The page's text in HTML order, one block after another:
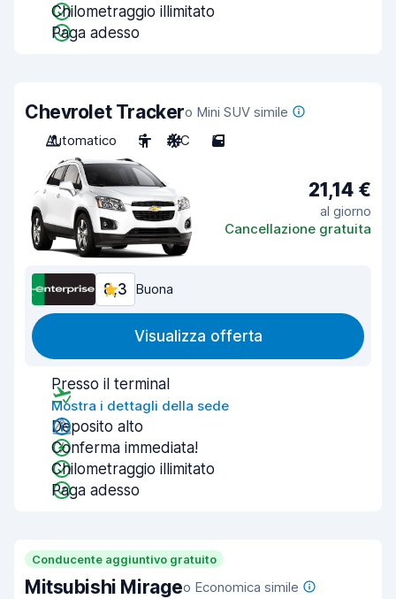
Chilometraggio illimitato
Paga adesso
Chevrolet Trackero Mini SUV simile
Automatico
5 A/C 5
21,14 €
al giorno
Cancellazione gratuita
8,3 Buona
Visualizza offerta
Presso il terminal
Mostra i dettagli della sede
Deposito alto
Conferma immediata!
Chilometraggio illimitato
Paga adesso
Conducente aggiuntivo gratuito
Mitsubishi Mirageo Economica simile